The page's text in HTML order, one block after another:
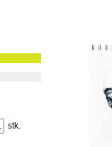
stk.